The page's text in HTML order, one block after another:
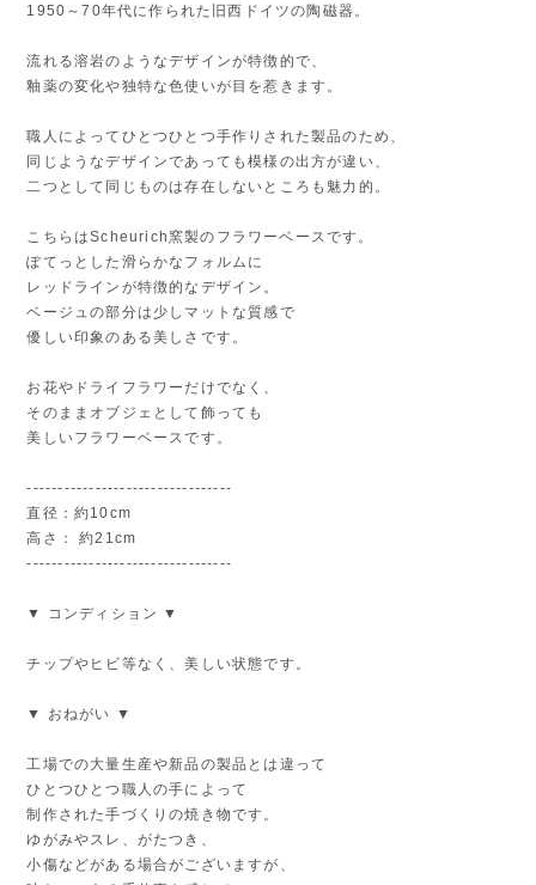
1950～70年代に作られた旧西ドイツの陶磁器。
流れる溶岩のようなデザインが特徴的で、
釉薬の変化や独特な色使いが目を惹きます。
職人によってひとつひとつ手作りされた製品のため、
同じようなデザインであっても模様の出方が違い、
二つとして同じものは存在しないところも魅力的。
こちらはScheurich窯製のフラワーベースです。
ぽてっとした滑らかなフォルムに
レッドラインが特徴的なデザイン。
ベージュの部分は少しマットな質感で
優しい印象のある美しさです。
お花やドライフラワーだけでなく、
そのままオブジェとして飾っても
美しいフラワーベースです。
---------------------------------
直径：約10cm
高さ： 約21cm
---------------------------------
▼ コンディション ▼
チップやヒビ等なく、美しい状態です。
▼ おねがい ▼
工場での大量生産や新品の製品とは違って
ひとつひとつ職人の手によって
制作された手づくりの焼き物です。
ゆがみやスレ、がたつき、
小傷などがある場合がございますが、